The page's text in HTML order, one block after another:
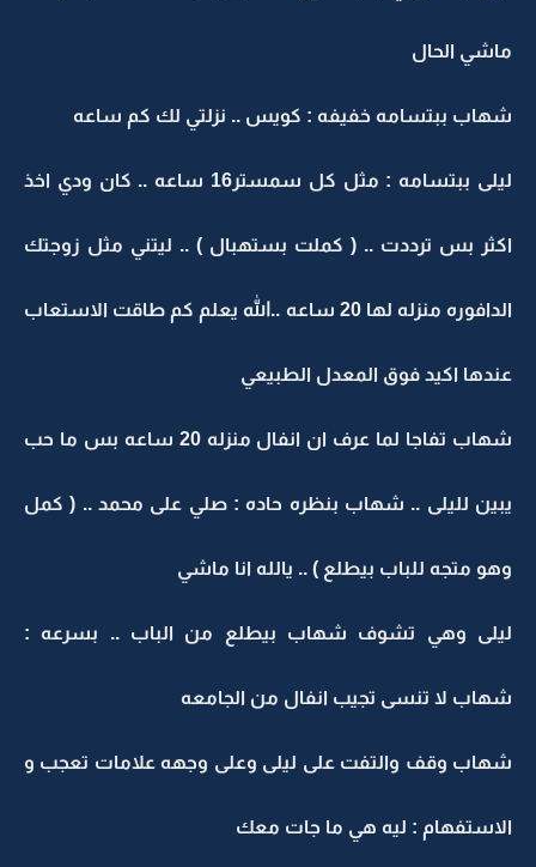
ماشي الحال
شهاب ببتسامه خفيفه : كويس .. نزلتي لك كم ساعه
ليلى ببتسامه : مثل كل سمستر16 ساعه .. كان ودي اخذ
اكثر بس ترددت .. ( كملت بستهبال ) .. ليتني مثل زوجتك
الدافوره منزله لها 20 ساعه ..الله يعلم كم طاقت الاستعاب
عندها اكيد فوق المعدل الطبيعي
شهاب تفاجا لما عرف ان انفال منزله 20 ساعه بس ما حب
يبين لليلى .. شهاب بنظره حاده : صلي على محمد .. ( كمل
وهو متجه للباب بيطلع ) .. يالله انا ماشي
ليلى وهي تشوف شهاب بيطلع من الباب .. بسرعه :
شهاب لا تنسى تجيب انفال من الجامعه
شهاب وقف والتفت على ليلى وعلى وجهه علامات تعجب و
الاستفهام : ليه هي ما جات معك